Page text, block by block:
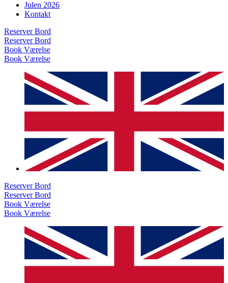
Julen 2026
Kontakt
Reserver Bord
Reserver Bord
Book Værelse
Book Værelse
Reserver Bord
Reserver Bord
Book Værelse
Book Værelse